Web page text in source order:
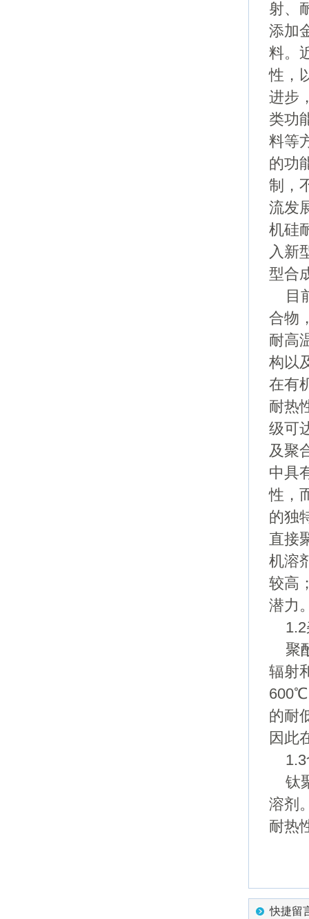
射、
添加
料。
性，
进步
类功
料等
的功
制，
流发
机硅
入新
型合
目
合物
耐高
构以
在有
耐热
级可
及聚
中具
性，
的独
直接
机溶
较高
潜力
1.2
聚
辐射
600℃
的耐
因此
1.3
钛
溶剂
耐热
快捷留